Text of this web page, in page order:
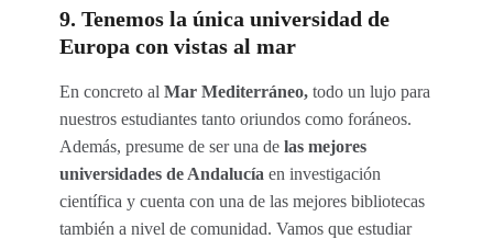
9. Tenemos la única universidad de
Europa con vistas al mar
En concreto al Mar Mediterráneo, todo un lujo para
nuestros estudiantes tanto oriundos como foráneos.
Además, presume de ser una de las mejores
universidades de Andalucía en investigación
científica y cuenta con una de las mejores bibliotecas
también a nivel de comunidad. Vamos que estudiar